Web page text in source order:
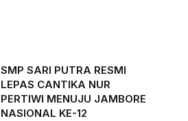
SMP SARI PUTRA RESMI
LEPAS CANTIKA NUR
PERTIWI MENUJU JAMBORE
NASIONAL KE-12